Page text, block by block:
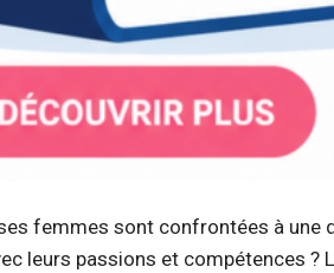
femmes sont confrontées à
leurs passions et compétences ?